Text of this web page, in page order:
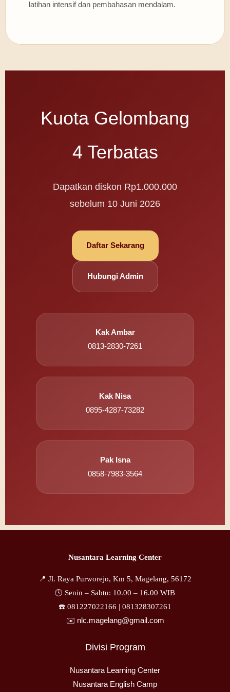
latihan intensif dan pembahasan mendalam.
Kuota Gelombang
4 Terbatas
Dapatkan diskon Rp1.000.000
sebelum 10 Juni 2026
Daftar Sekarang
Hubungi Admin
Kak Ambar
0813-2830-7261
Kak Nisa
0895-4287-73282
Pak Isna
0858-7983-3564
Nusantara Learning Center
📍 Jl. Raya Purworejo, Km 5, Magelang, 56172
🕓 Senin – Sabtu: 10.00 – 16.00 WIB
☎️ 081227022166 | 081328307261
✉️ nlc.magelang@gmail.com
Divisi Program
Nusantara Learning Center
Nusantara English Camp